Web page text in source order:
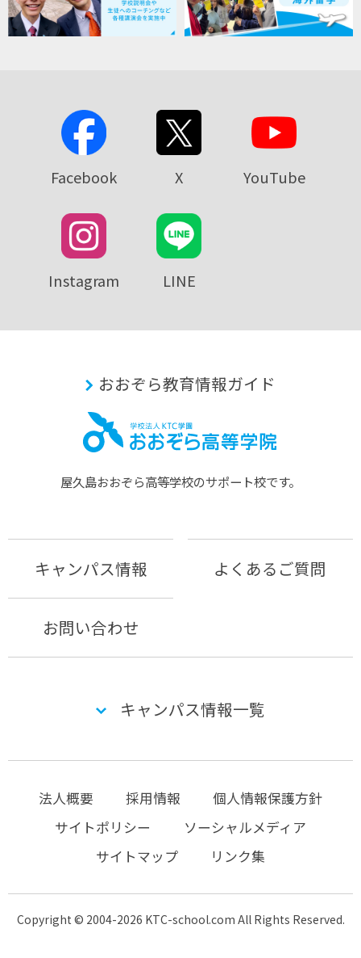
Facebook X YouTube
Instagram LINE
おおぞら教育情報ガイド
屋久島おおぞら⾼等学校のサポート校です。
キャンパス情報 よくあるご質問
お問い合わせ
キャンパス情報一覧
法人概要 採用情報
個人情報保護方針
サイトポリシー
ソーシャルメディア
サイトマップ
リンク集
Copyright © 2004-2026 KTC-school.com All Rights Reserved.